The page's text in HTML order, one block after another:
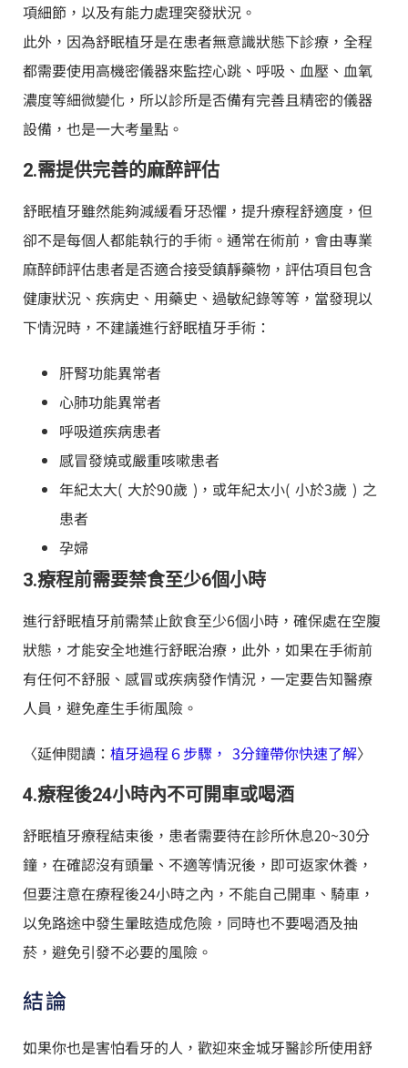
項細節，以及有能力處理突發狀況。
此外，因為舒眠植牙是在患者無意識狀態下診療，全程
都需要使用高機密儀器來監控心跳、呼吸、血壓、血氧
濃度等細微變化，所以診所是否備有完善且精密的儀器
設備，也是一大考量點。
2.需提供完善的麻醉評估
舒眠植牙雖然能夠減緩看牙恐懼，提升療程舒適度，但
卻不是每個人都能執行的手術。通常在術前，會由專業
麻醉師評估患者是否適合接受鎮靜藥物，評估項目包含
健康狀況、疾病史、用藥史、過敏紀錄等等，當發現以
下情況時，不建議進行舒眠植牙手術：
肝腎功能異常者
心肺功能異常者
呼吸道疾病患者
感冒發燒或嚴重咳嗽患者
年紀太大( 大於90歲 )，或年紀太小( 小於3歲 ) 之
患者
孕婦
3.療程前需要禁食至少6個小時
進行舒眠植牙前需禁止飲食至少6個小時，確保處在空腹
狀態，才能安全地進行舒眠治療，此外，如果在手術前
有任何不舒服、感冒或疾病發作情況，一定要告知醫療
人員，避免產生手術風險。
〈延伸閱讀： 植牙過程６步驟， 3分鐘帶你快速了解〉
4.療程後24小時內不可開車或喝酒
舒眠植牙療程結束後，患者需要待在診所休息20~30分
鐘，在確認沒有頭暈、不適等情況後，即可返家休養，
但要注意在療程後24小時之內，不能自己開車、騎車，
以免路途中發生暈眩造成危險，同時也不要喝酒及抽
菸，避免引發不必要的風險。
結論
如果你也是害怕看牙的人，歡迎來金城牙醫診所使用舒